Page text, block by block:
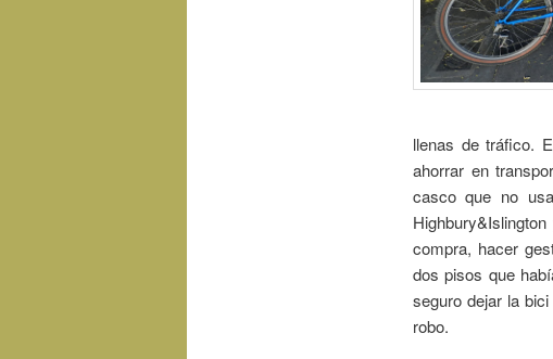
llenas de tráfico.
ahorrar en
casco que no
compra, hacer
dos pisos que
seguro dejar la
robo.